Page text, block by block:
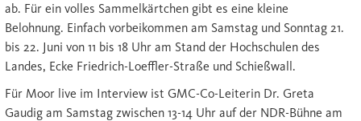
ab. Für ein volles Sammelkärtchen gibt es eine kleine
Belohnung. Einfach vorbeikommen am Samstag und Sonntag 21.
bis 22. Juni von 11 bis 18 Uhr am Stand der Hochschulen des
Landes, Ecke Friedrich-Loeffler-Straße und Schießwall.
Für Moor live im Interview ist GMC-Co-Leiterin Dr. Greta
Gaudig am Samstag zwischen 13-14 Uhr auf der NDR-Bühne am